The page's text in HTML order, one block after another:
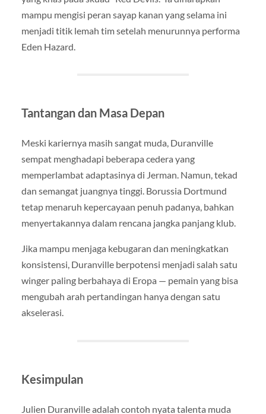
mampu mengisi peran sayap kanan yang selama ini
menjadi titik lemah tim setelah menurunnya performa
Eden Hazard.
Tantangan dan Masa Depan
Meski kariernya masih sangat muda, Duranville
sempat menghadapi beberapa cedera yang
memperlambat adaptasinya di Jerman. Namun, tekad
dan semangat juangnya tinggi. Borussia Dortmund
tetap menaruh kepercayaan penuh padanya, bahkan
menyertakannya dalam rencana jangka panjang klub.
Jika mampu menjaga kebugaran dan meningkatkan
konsistensi, Duranville berpotensi menjadi salah satu
winger paling berbahaya di Eropa — pemain yang bisa
mengubah arah pertandingan hanya dengan satu
akselerasi.
Kesimpulan
Julien Duranville adalah contoh nyata talenta muda